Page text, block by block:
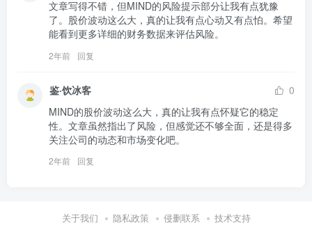
文章写得不错，但MIND的风险提示部分让我有点犹豫
了。股价波动这么大，真的让我有点心动又有点怕。希望
能看到更多详细的财务数据来评估风险。
2年前 回复
鉴·饮冰客
0
MIND的股价波动这么大，真的让我有点怀疑它的稳定
性。文章虽然指出了风险，但感觉还不够全面，还是得多
关注公司的动态和市场变化吧。
2年前 回复
关于我们 隐私政策 侵删联系 技术支持